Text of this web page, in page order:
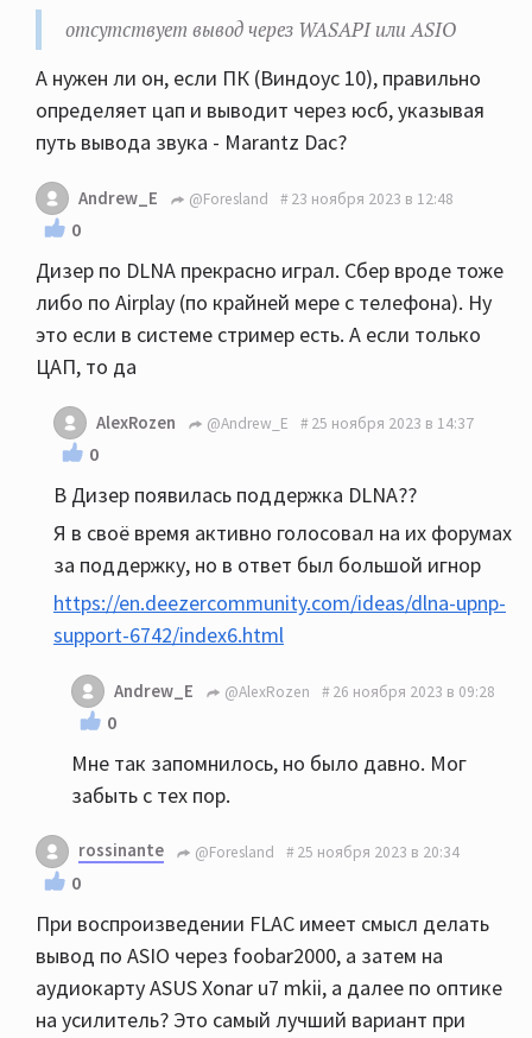
отсутствует вывод через WASAPI или ASIO
А нужен ли он, если ПК (Виндоус 10), правильно
определяет цап и выводит через юсб, указывая
путь вывода звука - Marantz Dac?
Andrew_E @Foresland 23 ноября 2023 в 12:48
0
Дизер по DLNA прекрасно играл. Сбер вроде тоже
либо по Airplay (по крайней мере с телефона). Ну
это если в системе стример есть. А если только
ЦАП, то да
AlexRozen @Andrew_E 25 ноября 2023 в 14:37
0
В Дизер появилась поддержка DLNA??
Я в своё время активно голосовал на их форумах
за поддержку, но в ответ был большой игнор
https://en.deezercommunity.com/ideas/dlna-upnp-
support-6742/index6.html
Andrew_E @AlexRozen 26 ноября 2023 в 09:28
0
Мне так запомнилось, но было давно. Мог
забыть с тех пор.
rossinante @Foresland 25 ноября 2023 в 20:34
0
При воспроизведении FLAC имеет смысл делать
вывод по ASIO через foobar2000, а затем на
аудиокарту ASUS Xonar u7 mkii, а далее по оптике
на усилитель? Это самый лучший вариант при